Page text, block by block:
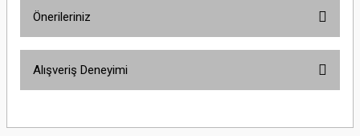
Önerileriniz
yetersiz gördüğünüz noktaları öneri formunu kullanarak tarafımıza
Alışveriş Deneyimi